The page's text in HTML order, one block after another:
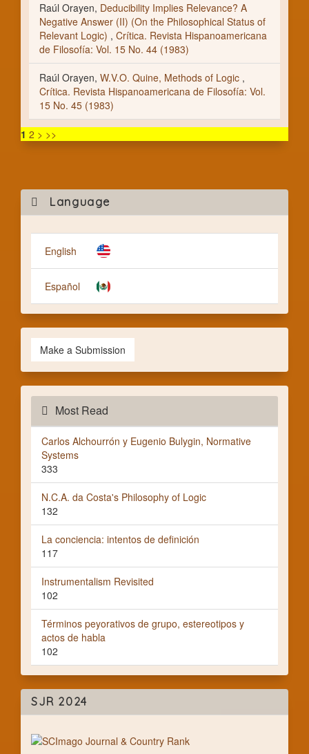
Raúl Orayen, Deducibility Implies Relevance? A
Negative Answer (II) (On the Philosophical Status of
Relevant Logic) , Crítica. Revista Hispanoamericana
de Filosofía: Vol. 15 No. 44 (1983)
Raúl Orayen, W.V.O. Quine, Methods of Logic ,
Crítica. Revista Hispanoamericana de Filosofía: Vol.
15 No. 45 (1983)
1 2 > >>
Language
English
Español
a
Make a Submission
Most Read
Carlos Alchourrón y Eugenio Bulygin, Normative
Systems
333
N.C.A. da Costa's Philosophy of Logic
132
La conciencia: intentos de definición
117
Instrumentalism Revisited
102
Términos peyorativos de grupo, estereotipos y
actos de habla
102
SJR 2024